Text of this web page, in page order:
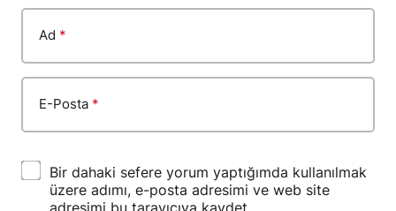
Ad *
E-Posta *
Bir dahaki sefere yorum yaptığımda kullanılmak
üzere adımı, e-posta adresimi ve web site
adresimi bu tarayıcıya kaydet.